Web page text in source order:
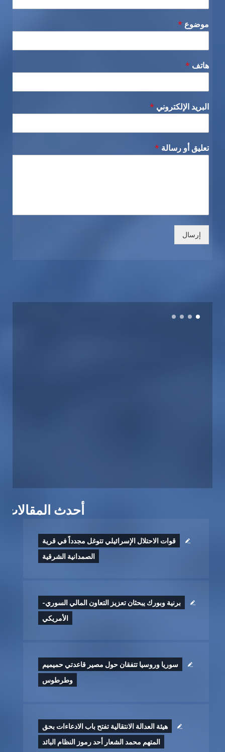
موضوع *
هاتف *
البريد الإلكتروني *
تعليق أو رسالة *
إرسال
أحدث المقالات
قوات الاحتلال الإسرائيلي تتوغل مجدداً في قرية
الصمدانية الشرقية
برنية وبورك يبحثان تعزيز التعاون المالي السوري-
الأمريكي
سوريا وروسيا تتفقان حول مصير قاعدتي حميميم
وطرطوس
هيئة العدالة الانتقالية تفتح باب الادعاءات بحق
المتهم محمد الشعار أحد رموز النظام البائد